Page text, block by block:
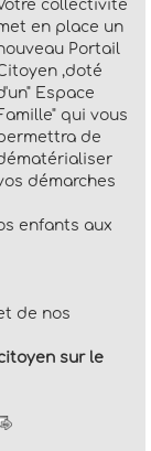
collectivité
en place un
Portail
,doté
Espace
qui vous
de
démarches
enfants aux
de nos
sur le